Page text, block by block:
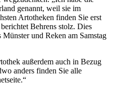
genannt, weil sie im
Artotheken finden Sie erst
Behrens stolz. Dies
und Reken am Samstag
außerdem auch in Bezug
anders finden Sie alle